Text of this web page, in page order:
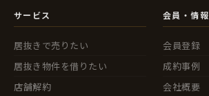
サービス
居抜きで売りたい
居抜き物件を借りたい
店舗解約
会員・情報
会員登録
成約事例
会社概要